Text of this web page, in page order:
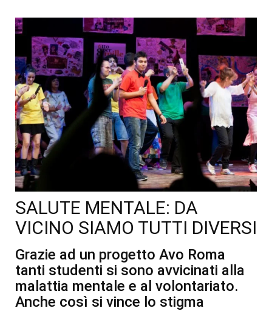
SALUTE MENTALE: DA
VICINO SIAMO TUTTI DIVERSI
Grazie ad un progetto Avo Roma
tanti studenti si sono avvicinati alla
malattia mentale e al volontariato.
Anche così si vince lo stigma